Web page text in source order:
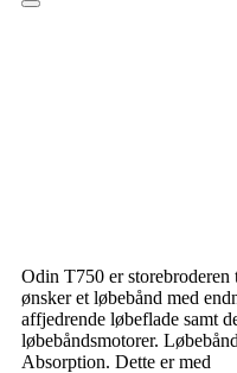
Hamburger Toggle Menu
Odin T750 er
ønsker et løbebånd med
affjedrende løbeflade samt
løbebåndsmotorer.
Absorption. Dette er med